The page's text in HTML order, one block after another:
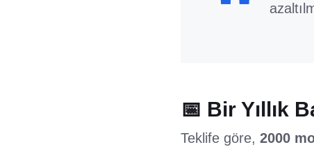
📅 Bir Yıllık
Teklife göre, 2000